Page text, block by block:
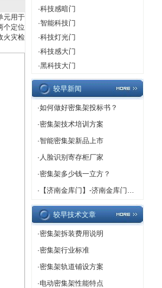
元用于
个定位
火灾检
·科技感暗门
·智能科技门
·科技灯光门
·科技感大门
·黑科技大门
较早新闻
·如何做好密集架投标书？
·密集架技术培训方案
·智能密集架新品上市
· 人脸识别寄存柜厂家
·密集架多少钱一立方？
· 【济南金库门】-济南金库门厂家,济南金库门定做
较早技术文章
·密集架拆装费用说明
·密集架行业标准
·密集架轨道铺设方案
·电动密集架性能特点